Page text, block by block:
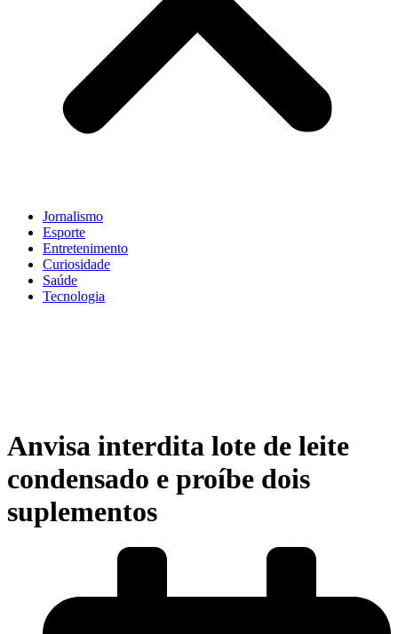
Jornalismo
Esporte
Entretenimento
Curiosidade
Saúde
Tecnologia
Anvisa interdita lote de leite
condensado e proíbe dois
suplementos